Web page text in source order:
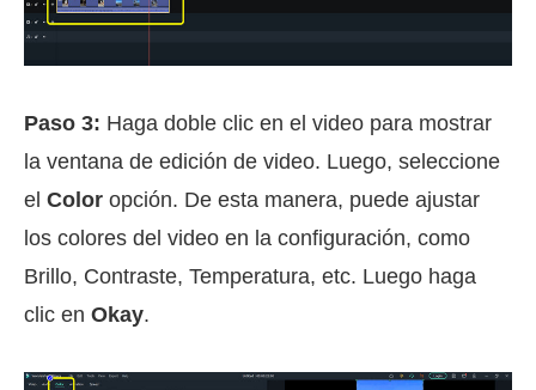
Paso 3: Haga doble clic en el video para mostrar
la ventana de edición de video. Luego, seleccione
el Color opción. De esta manera, puede ajustar
los colores del video en la configuración, como
Brillo, Contraste, Temperatura, etc. Luego haga
clic en Okay.